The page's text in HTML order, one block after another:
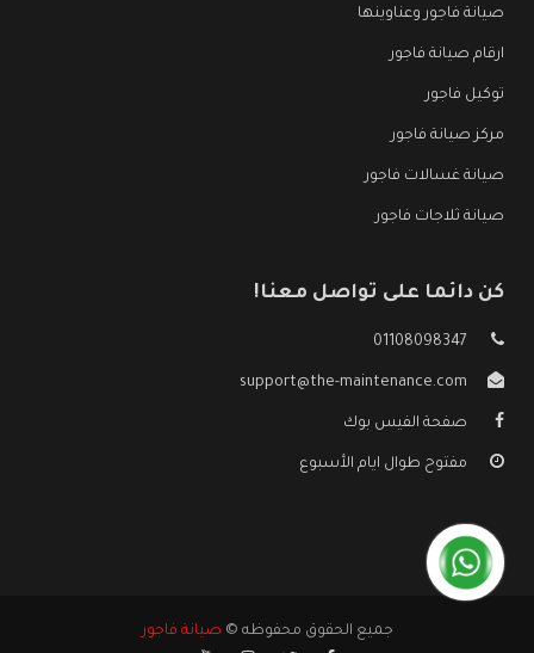
صيانة فاجور وعناوينها
ارقام صيانة فاجور
توكيل فاجور
مركز صيانة فاجور
صيانة غسالات فاجور
صيانة ثلاجات فاجور
كن دائما على تواصل معنا!
01108098347
support@the-maintenance.com
صفحة الفيس بوك
مفتوح طوال ايام الأسبوع
جميع الحقوق محفوظه © صيانة فاجور